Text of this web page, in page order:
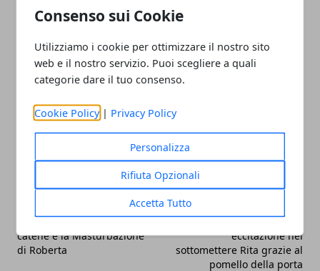
Consenso sui Cookie
Utilizziamo i cookie per ottimizzare il nostro sito
web e il nostro servizio. Puoi scegliere a quali
categorie dare il tuo consenso.
Cookie Policy | Privacy Policy
Personalizza
Rifiuta Opzionali
Accetta Tutto
tentacoli con i quali avrei continuato a penetrarla in
Facebook
Twitter
Lo Schiavo Sessuale: le
catene e la Masturbazione
di Roberta
Doorknob Shojo: la mia
eccitazione nel
sottomettere Rita grazie al
pomello della porta